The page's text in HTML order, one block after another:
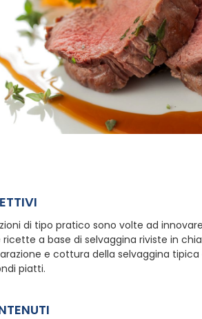
di tipo pratico sono volte ad
ricette a base di selvaggina riviste in
e cottura della selvaggina
piatti.